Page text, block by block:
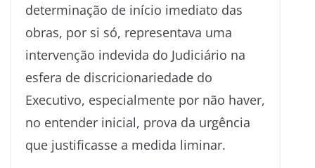
determinação de início imediato das
obras, por si só, representava uma
intervenção indevida do Judiciário na
esfera de discricionariedade do
Executivo, especialmente por não haver,
no entender inicial, prova da urgência
que justificasse a medida liminar.